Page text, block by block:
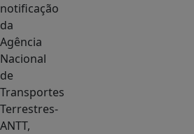
notificação
da
Agência
Nacional
de
Transportes
Terrestres-
ANTT,